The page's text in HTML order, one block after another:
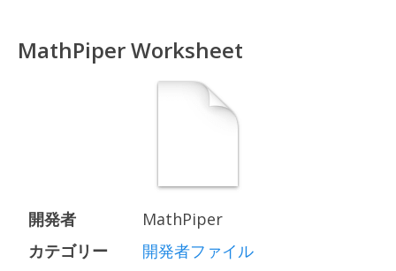
MathPiper Worksheet
開発者
MathPiper
カテゴリー
開発者ファイル